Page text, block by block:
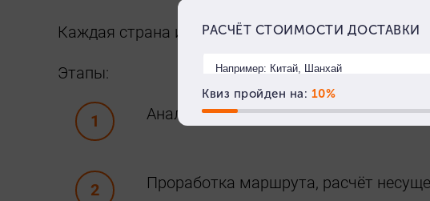
Каждая страна имеет собственный регламент.
Этапы:
Анализ характеристик оборудования
Проработка маршрута, расчёт